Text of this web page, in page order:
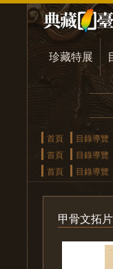
珍藏特展
首頁 目錄導覽
首頁
目錄導覽
首頁
目錄導覽
甲骨文拓